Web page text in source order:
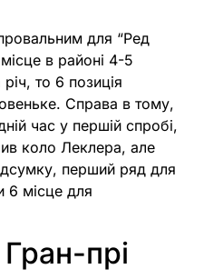
для “Ред
в районі 4-5
то 6 позиція
Справа в тому,
час у першій спробі,
коло Леклера, але
перший ряд для
6 місце для
Гран-прі